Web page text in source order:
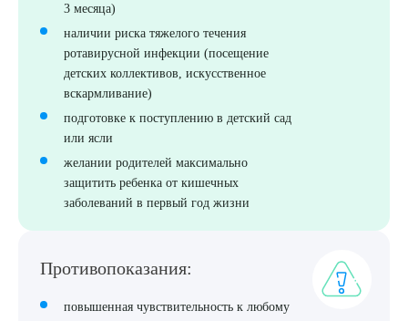
3 месяца)
наличии риска тяжелого течения
ротавирусной инфекции (посещение
детских коллективов, искусственное
вскармливание)
подготовке к поступлению в детский сад
или ясли
желании родителей максимально
защитить ребенка от кишечных
заболеваний в первый год жизни
Противопоказания:
повышенная чувствительность к любому
Я даю согласие наобработку персональных данных
Выберите сопутствующую услугу